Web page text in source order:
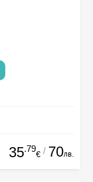
35.79
€ / 70лв.